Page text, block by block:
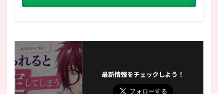
最新情報をチェックしよう！